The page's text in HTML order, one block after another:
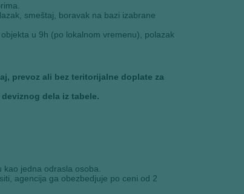
smeštaj, boravak na bazi izabrane
u 9h (po lokalnom vremenu), polazak
prevoz ali bez teritorijalne doplate za
dela iz tabele.
jedna odrasla osoba.
agencija ga obezbedjuje po ceni od 2